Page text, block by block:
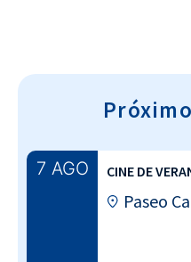
7 AGO CINE DE
Paseo